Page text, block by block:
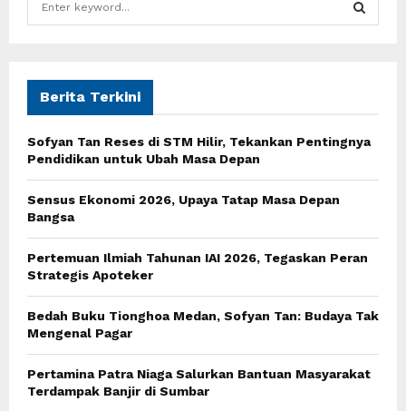
f
r
R
Berita Terkini
Sofyan Tan Reses di STM Hilir, Tekankan Pentingnya
Pendidikan untuk Ubah Masa Depan
Sensus Ekonomi 2026, Upaya Tatap Masa Depan
Bangsa
Pertemuan Ilmiah Tahunan IAI 2026, Tegaskan Peran
Strategis Apoteker
Bedah Buku Tionghoa Medan, Sofyan Tan: Budaya Tak
Mengenal Pagar
Pertamina Patra Niaga Salurkan Bantuan Masyarakat
Terdampak Banjir di Sumbar